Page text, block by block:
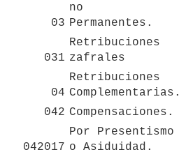
03
no
Permanentes.
031
Retribuciones
zafrales
04
Retribuciones
Complementarias.
042 Compensaciones.
042017
Por Presentismo
o Asiduidad.